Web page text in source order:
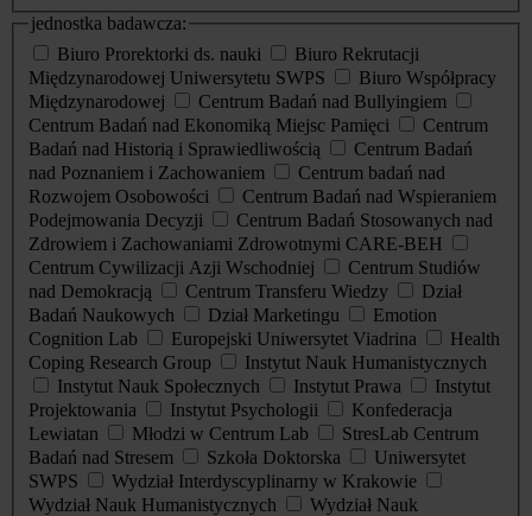
jednostka badawcza:
Biuro Prorektorki ds. nauki
Biuro Rekrutacji
Międzynarodowej Uniwersytetu SWPS
Biuro Współpracy
Międzynarodowej
Centrum Badań nad Bullyingiem
Centrum Badań nad Ekonomiką Miejsc Pamięci
Centrum
Badań nad Historią i Sprawiedliwością
Centrum Badań
nad Poznaniem i Zachowaniem
Centrum badań nad
Rozwojem Osobowości
Centrum Badań nad Wspieraniem
Podejmowania Decyzji
Centrum Badań Stosowanych nad
Zdrowiem i Zachowaniami Zdrowotnymi CARE-BEH
Centrum Cywilizacji Azji Wschodniej
Centrum Studiów
nad Demokracją
Centrum Transferu Wiedzy
Dział
Badań Naukowych
Dział Marketingu
Emotion
Cognition Lab
Europejski Uniwersytet Viadrina
Health
Coping Research Group
Instytut Nauk Humanistycznych
Instytut Nauk Społecznych
Instytut Prawa
Instytut
Projektowania
Instytut Psychologii
Konfederacja
Lewiatan
Młodzi w Centrum Lab
StresLab Centrum
Badań nad Stresem
Szkoła Doktorska
Uniwersytet
SWPS
Wydział Interdyscyplinarny w Krakowie
Wydział Nauk Humanistycznych
Wydział Nauk